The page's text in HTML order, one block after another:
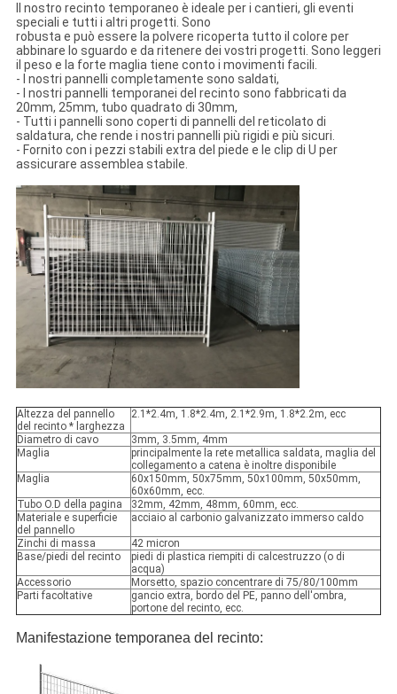
Il nostro recinto temporaneo è ideale per i cantieri, gli eventi
speciali e tutti i altri progetti. Sono
robusta e può essere la polvere ricoperta tutto il colore per
abbinare lo sguardo e da ritenere dei vostri progetti. Sono leggeri
il peso e la forte maglia tiene conto i movimenti facili.
- I nostri pannelli completamente sono saldati,
- I nostri pannelli temporanei del recinto sono fabbricati da
20mm, 25mm, tubo quadrato di 30mm,
- Tutti i pannelli sono coperti di pannelli del reticolato di
saldatura, che rende i nostri pannelli più rigidi e più sicuri.
- Fornito con i pezzi stabili extra del piede e le clip di U per
assicurare assemblea stabile.
Altezza del pannello
del recinto * larghezza
2.1*2.4m, 1.8*2.4m, 2.1*2.9m, 1.8*2.2m, ecc
Diametro di cavo
3mm, 3.5mm, 4mm
Maglia
principalmente la rete metallica saldata, maglia del
collegamento a catena è inoltre disponibile
Maglia
60x150mm, 50x75mm, 50x100mm, 50x50mm,
60x60mm, ecc.
Tubo O.D della pagina
32mm, 42mm, 48mm, 60mm, ecc.
Materiale e superficie
del pannello
acciaio al carbonio galvanizzato immerso caldo
Zinchi di massa
42 micron
Base/piedi del recinto
piedi di plastica riempiti di calcestruzzo (o di
acqua)
Accessorio
Morsetto, spazio concentrare di 75/80/100mm
Parti facoltative
gancio extra, bordo del PE, panno dell'ombra,
portone del recinto, ecc.
Manifestazione temporanea del recinto: